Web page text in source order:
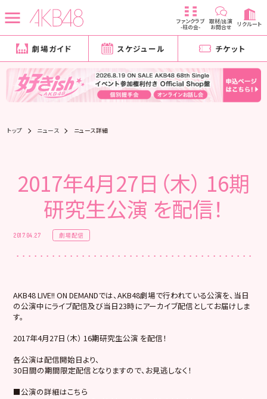
ファンクラブ
-柱の会-
取材/出演
お問合せ リクルート
劇場ガイド スケジュール チケット
トップ ニュース ニュース詳細
2017年4月27日（木） 16期
研究生公演 を配信！
2017.04.27 劇場配信
AKB48 LIVE!! ON DEMANDでは、AKB48劇場で行われている公演を、当日
の公演中にライブ配信及び当日23時にアーカイブ配信としてお届けしま
す。
2017年4月27日（木） 16期研究生公演 を配信！
各公演は配信開始日より、
30日間の期間限定配信となりますので、お見逃しなく！
■公演の詳細はこちら